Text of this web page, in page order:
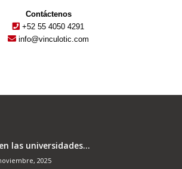
Contáctenos
+52 55 4050 4291
info@vinculotic.com
las universidades...
2025